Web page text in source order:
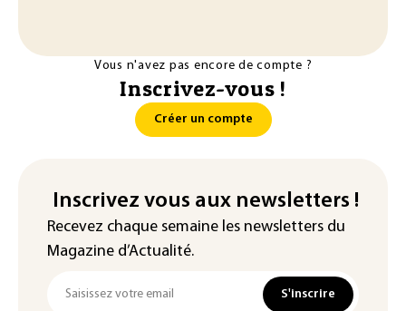
Vous n'avez pas encore de compte ?
Inscrivez-vous !
Créer un compte
Inscrivez vous aux newsletters !
Recevez chaque semaine les newsletters du
Magazine d’Actualité.
S'inscrire